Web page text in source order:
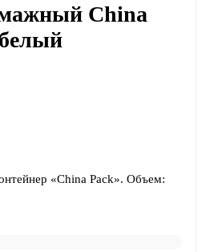
China
«China Pack». Объем: